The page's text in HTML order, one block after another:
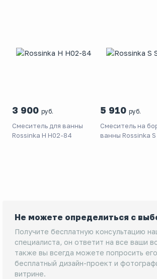
3 900 руб.
Смеситель для ванны
Rossinka H H02-84
5 910 руб.
Смеситель на
ванны Rossinka
Не можете определиться с
Получите бесплатную консультацию
специалиста, он ответит на все ваши
также вы всегда можете попросить
бесплатный дизайн-проект и
витрине.